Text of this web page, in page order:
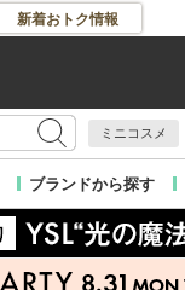
新着おトク情報
ミニコスメ
ブランドから探す